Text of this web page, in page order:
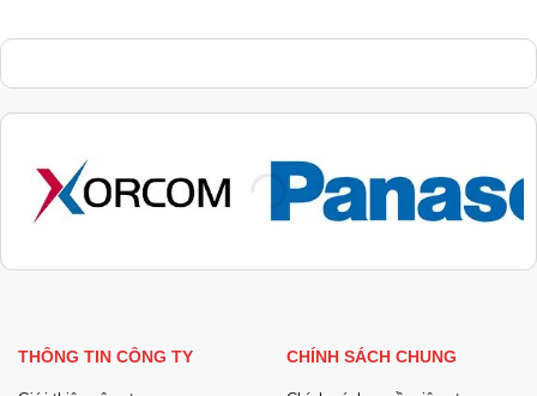
THÔNG TIN CÔNG TY CHÍNH SÁCH CHUNG